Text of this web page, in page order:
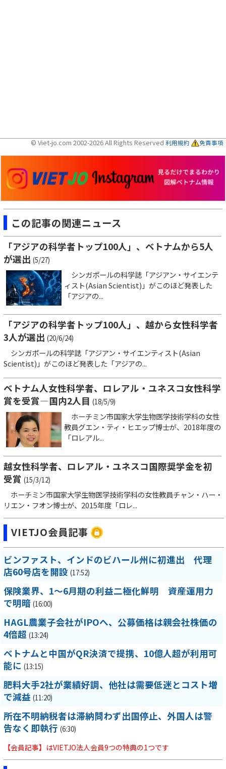
© Viet-jo.com 2002-2026 All Rights Reserved 利用規約 免責事項
この記事の関連ニュース
「アジアの科学者トップ100人」、ベトナムから5人
が選出 (5/27)
シンガポールの科学誌「アジアン・サイエンテ
ィスト(Asian Scientist)」がこのほど発表した
「アジアの...
「アジアの科学者トップ100人」、越から女性科学者
3人が選出 (20/6/24)
シンガポールの科学誌「アジアン・サイエンティスト(Asian
Scientist)」がこのほど発表した「アジアの...
ベトナム人女性科学者、ロレアル・ユネスコ女性科学
賞を受賞―国内2人目 (18/5/9)
ホーチミン市国家大学生物医学技術学科の女性
教員グエン・ティ・ヒエップ博士が、2018年度の
「ロレアル...
越女性科学者、ロレアル・ユネスコ国際奨学金を初
受賞 (15/3/12)
ホーチミン市国家大学生物医学技術学科の女性教員チャン・ハー・
リエン・フオン博士が、2015年度「ロレ...
VIETJO会員記事
ビンファスト、インドのビハール州に初進出 代理
店60号店を開設 (17:52)
保険業界、1～6月期の利益二極化鮮明 資産運用力
で明暗 (16:00)
HAGL農業子会社がIPOへ、公募価格は親会社株価の
4倍超 (13:24)
ベトナムと中国がQR決済で提携、10億人超が利用可
能に (13:15)
肥料大手2社が業績好調、他社は需要低迷とコスト増
で減益 (11:20)
所在不明納税者は滞納問わず出国停止、外国人は警
告なく即執行 (6:30)
【会員記事】はVIETJO法人会員9つの特典の1つです